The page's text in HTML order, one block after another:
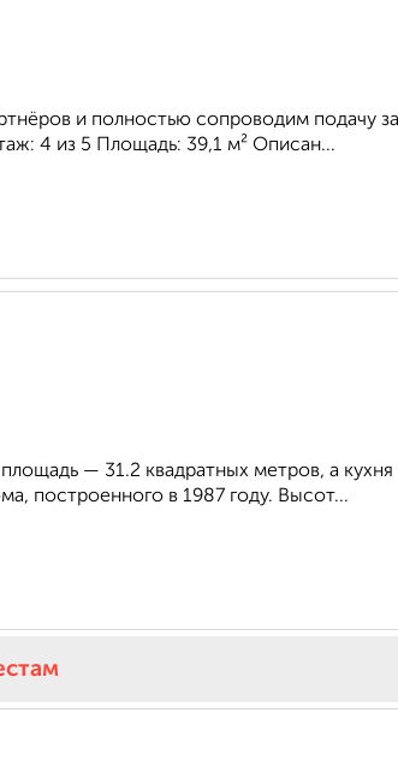
и полностью сопроводим подачу
4 из 5 Площадь: 39,1 м² Описан...
— 31.2 квадратных метров, а
построенного в 1987 году. Высот...